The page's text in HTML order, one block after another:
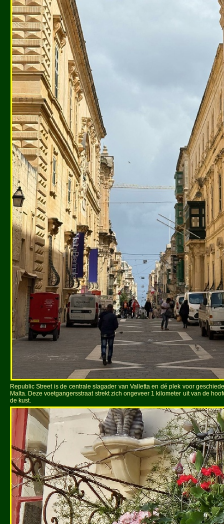
Republic Street is de centrale slagader van Valletta en dé plek voor
Malta. Deze voetgangersstraat strekt zich ongeveer 1 kilometer uit van de
de kust.